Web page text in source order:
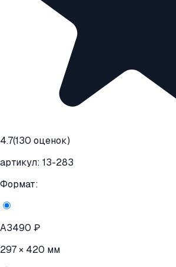
4.7(130 оценок)
артикул: 13-283
Формат:
A3490 ₽
297 × 420 мм